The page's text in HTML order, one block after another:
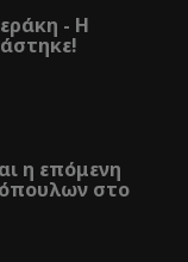
- Η
η επόμενη
στο